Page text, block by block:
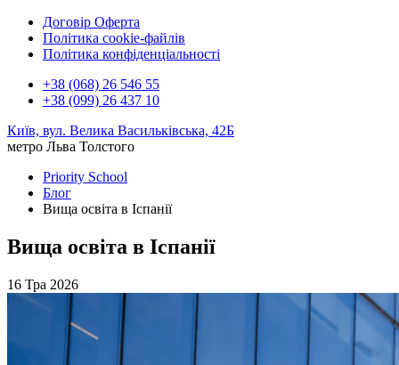
Договір Оферта
Політика cookie-файлів
Політика конфіденціальності
+38 (068) 26 546 55
+38 (099) 26 437 10
Київ, вул. Велика Васильківська, 42Б
метро Льва Толстого
Priority School
Блог
Вища освіта в Іспанії
Вища освіта в Іспанії
16 Тра 2026